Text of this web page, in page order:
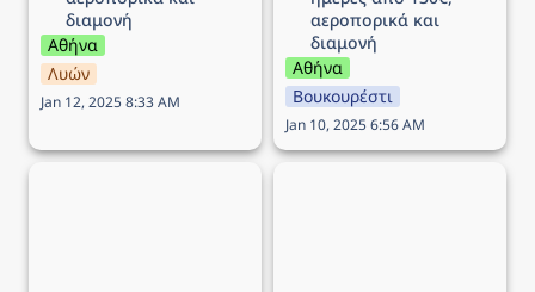
διαμονή
Αθήνα
Λυών
Jan 12, 2025 8:33 AM
αεροπορικά και
διαμονή
Αθήνα
Βουκουρέστι
Jan 10, 2025 6:56 AM